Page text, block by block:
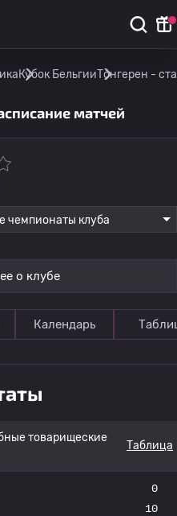
Кубок БельгииТонгерен -
матчей
чемпионаты клуба
о клубе
Календарь
товарищеские
Таблица
0
10